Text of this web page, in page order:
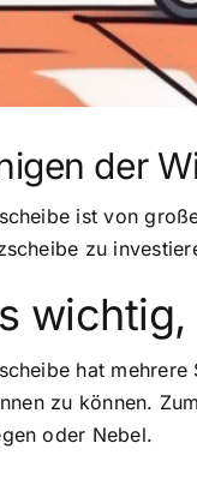
der
ist von
zu
hat
zu können.
oder Nebel.